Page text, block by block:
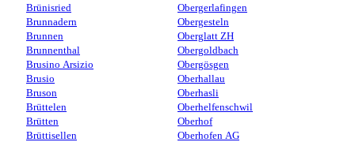
Brünisried
Brunnadern
Brunnen
Brunnenthal
Brusino Arsizio
Brusio
Bruson
Brüttelen
Brütten
Brüttisellen
Obergerlafingen
Obergesteln
Oberglatt ZH
Obergoldbach
Obergösgen
Oberhallau
Oberhasli
Oberhelfenschwil
Oberhof
Oberhofen AG